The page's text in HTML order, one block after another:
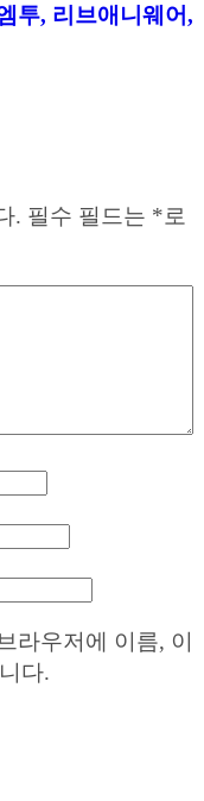
투, 리브애니웨어,
. 필수 필드는 *로
라우저에 이름, 이
다.